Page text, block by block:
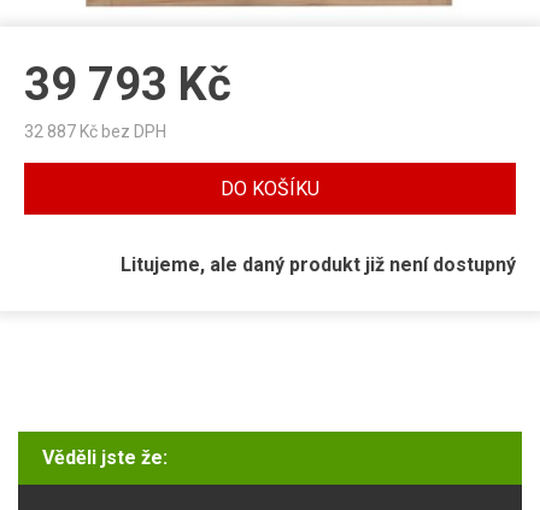
39 793 Kč
32 887 Kč bez DPH
DO KOŠÍKU
Litujeme, ale daný produkt již není dostupný
Věděli jste že: